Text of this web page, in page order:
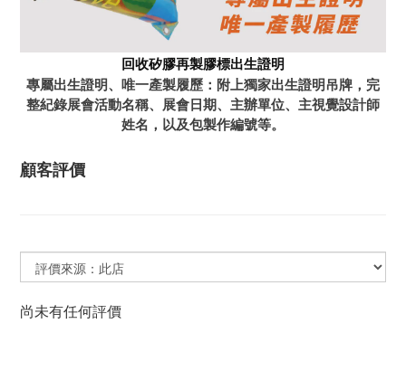
回收矽膠再製膠標出生證明
專屬出生證明、唯一產製履歷：附上獨家出生證明吊牌，完
整紀錄展會活動名稱、展會日期、主辦單位、主視覺設計師
姓名，以及包製作編號等。
顧客評價
尚未有任何評價